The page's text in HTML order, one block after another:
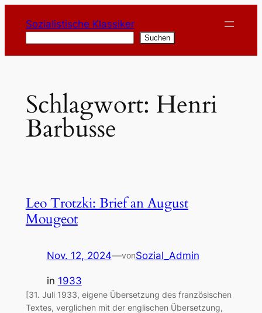
Inhalt
springen
Sozialistische Klassiker
Suchen
Schlagwort: Henri
Barbusse
Leo Trotzki: Brief an August
Mougeot
Nov. 12, 2024—vonSozial_Admin
in 1933
[31. Juli 1933, eigene Übersetzung des französischen
Textes, verglichen mit der englischen Übersetzung,